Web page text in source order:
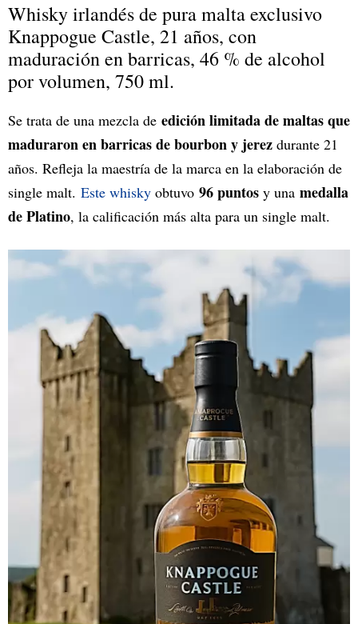
Whisky irlandés de pura malta exclusivo
Knappogue Castle, 21 años, con
maduración en barricas, 46 % de alcohol
por volumen, 750 ml.
Se trata de una mezcla de edición limitada de maltas que
maduraron en barricas de bourbon y jerez durante 21
años. Refleja la maestría de la marca en la elaboración de
single malt. Este whisky obtuvo 96 puntos y una medalla
de Platino, la calificación más alta para un single malt.